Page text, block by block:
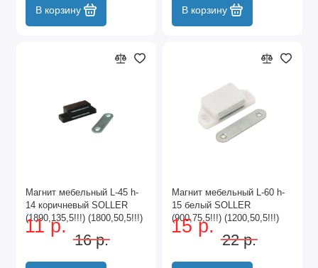
В корзину В корзину
Магнит мебельный L-45 h-
14 коричневый SOLLER
(1890,135,5!!!) (1800,50,5!!!)
11 р.
16 р.
Магнит мебельный L-60 h-
15 белый SOLLER
(900,75,5!!!) (1200,50,5!!!)
15 р.
22 р.